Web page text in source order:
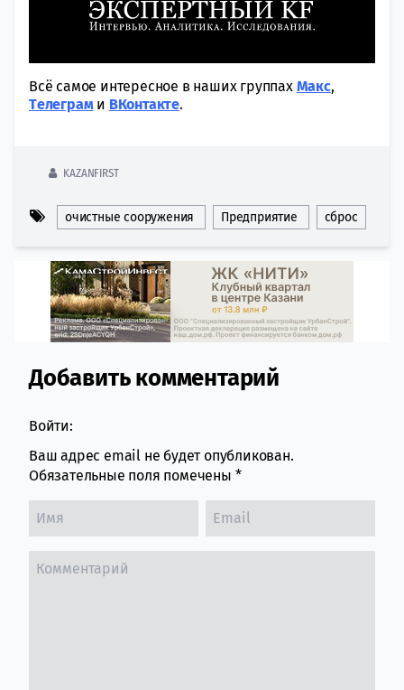
Всё самое интересное в наших группах Макс,
Tелеграми ВКонтакте.
KAZANFIRST
очистные сооружения Предприятие сброс
Comment section
Добавить комментарий
Войти:
Ваш адрес email не будет опубликован.
Обязательные поля помечены *